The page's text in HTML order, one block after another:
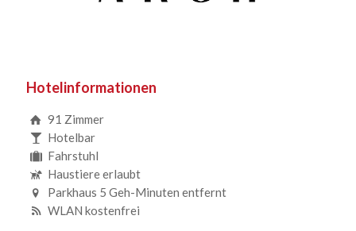
Hotelinformationen
91 Zimmer
Hotelbar
Fahrstuhl
Haustiere erlaubt
Parkhaus 5 Geh-Minuten entfernt
WLAN kostenfrei